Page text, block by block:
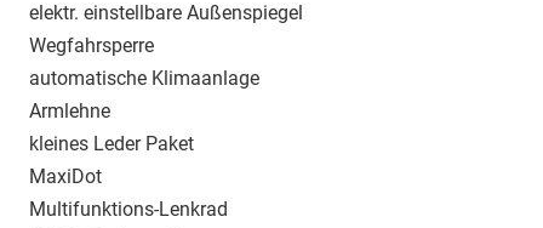
elektr. einstellbare Außenspiegel
Wegfahrsperre
automatische Klimaanlage
Armlehne
kleines Leder Paket
MaxiDot
Multifunktions-Lenkrad